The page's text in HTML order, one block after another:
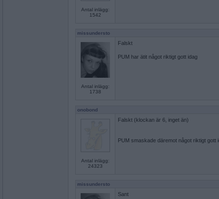
Antal inlägg:
1542
missundersto
Antal inlägg:
1738
Falskt
PUM har ätit något riktigt gott idag
onobond
Antal inlägg:
24323
Falskt (klockan är 6, inget än)
PUM smaskade däremot något riktigt gott
missundersto
Sant